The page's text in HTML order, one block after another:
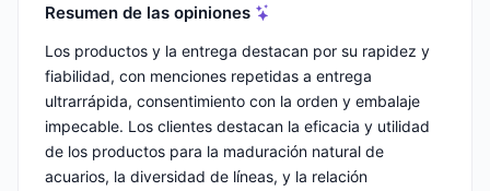
Resumen de las opiniones
Los productos y la entrega destacan por su rapidez y
fiabilidad, con menciones repetidas a entrega
ultrarrápida, consentimiento con la orden y embalaje
impecable. Los clientes destacan la eficacia y utilidad
de los productos para la maduración natural de
acuarios, la diversidad de líneas, y la relación